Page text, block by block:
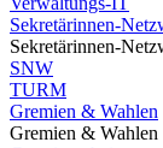
Sekretärinnen-
Sekretärinnen-
SNW
TURM
Gremien & Wahlen
Gremien & Wahlen